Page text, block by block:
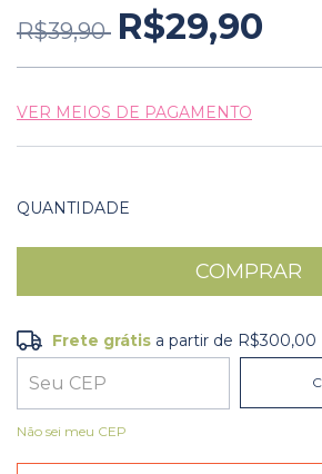
R$39,90 R$29,90
VER MEIOS DE PAGAMENTO
QUANTIDADE
Frete grátis R$300,00
Entregas para o CEP:
Frete grátis a partir de R$300,00
Não sei meu CEP